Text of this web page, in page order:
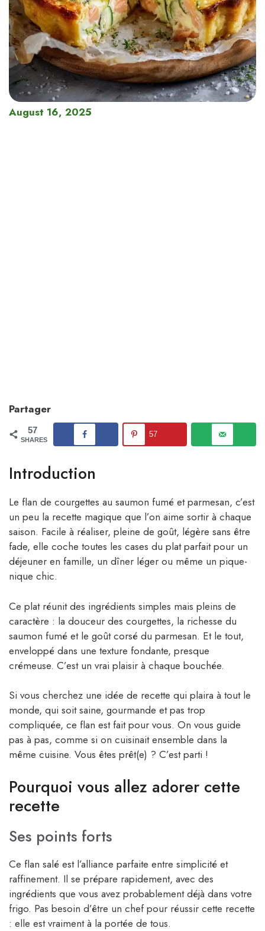
August 16, 2025
Partager
57
SHARES
57
Introduction
Le flan de courgettes au saumon fumé et parmesan, c’est
un peu la recette magique que l’on aime sortir à chaque
saison. Facile à réaliser, pleine de goût, légère sans être
fade, elle coche toutes les cases du plat parfait pour un
déjeuner en famille, un dîner léger ou même un pique-
nique chic.
Ce plat réunit des ingrédients simples mais pleins de
caractère : la douceur des courgettes, la richesse du
saumon fumé et le goût corsé du parmesan. Et le tout,
enveloppé dans une texture fondante, presque
crémeuse. C’est un vrai plaisir à chaque bouchée.
Si vous cherchez une idée de recette qui plaira à tout le
monde, qui soit saine, gourmande et pas trop
compliquée, ce flan est fait pour vous. On vous guide
pas à pas, comme si on cuisinait ensemble dans la
même cuisine. Vous êtes prêt(e) ? C’est parti !
Pourquoi vous allez adorer cette
recette
Ses points forts
Ce flan salé est l’alliance parfaite entre simplicité et
raffinement. Il se prépare rapidement, avec des
ingrédients que vous avez probablement déjà dans votre
frigo. Pas besoin d’être un chef pour réussir cette recette
: elle est vraiment à la portée de tous.